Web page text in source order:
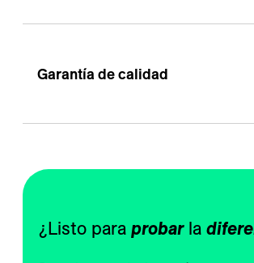
Garantía de calidad
¿Listo para probar la